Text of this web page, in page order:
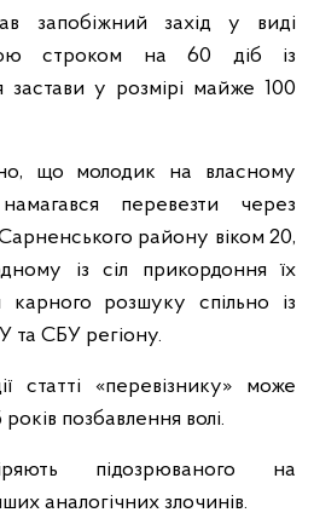
запобіжний захід у виді
строком на 60 діб із
застави у розмірі майже 100
що молодик на власному
перевезти через
району віком 20,
із сіл прикордоння їх
карного розшуку спільно із
та СБУ регіону.
статті «перевізнику» може
позбавлення волі.
підозрюваного на
аналогічних злочинів.